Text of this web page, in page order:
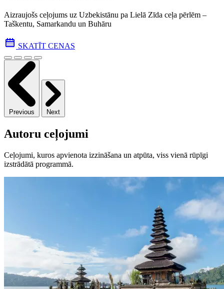
Aizraujošs ceļojums uz Uzbekistānu pa Lielā Zīda ceļa pēr­lēm –
Taškentu, Samarkandu un Buhāru
SKATĪT CENAS
Previous Next
Autoru ceļojumi
Ceļojumi, kuros apvienota izzināšana un atpūta, viss vienā rūpīgi
izstrādātā programmā.